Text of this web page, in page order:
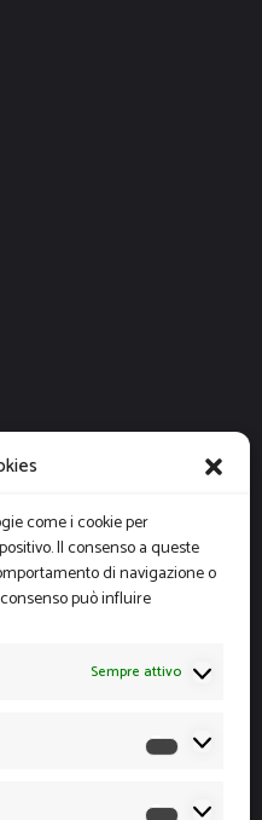
come i cookie per
Il consenso a queste
di navigazione o
può influire
Sempre attivo